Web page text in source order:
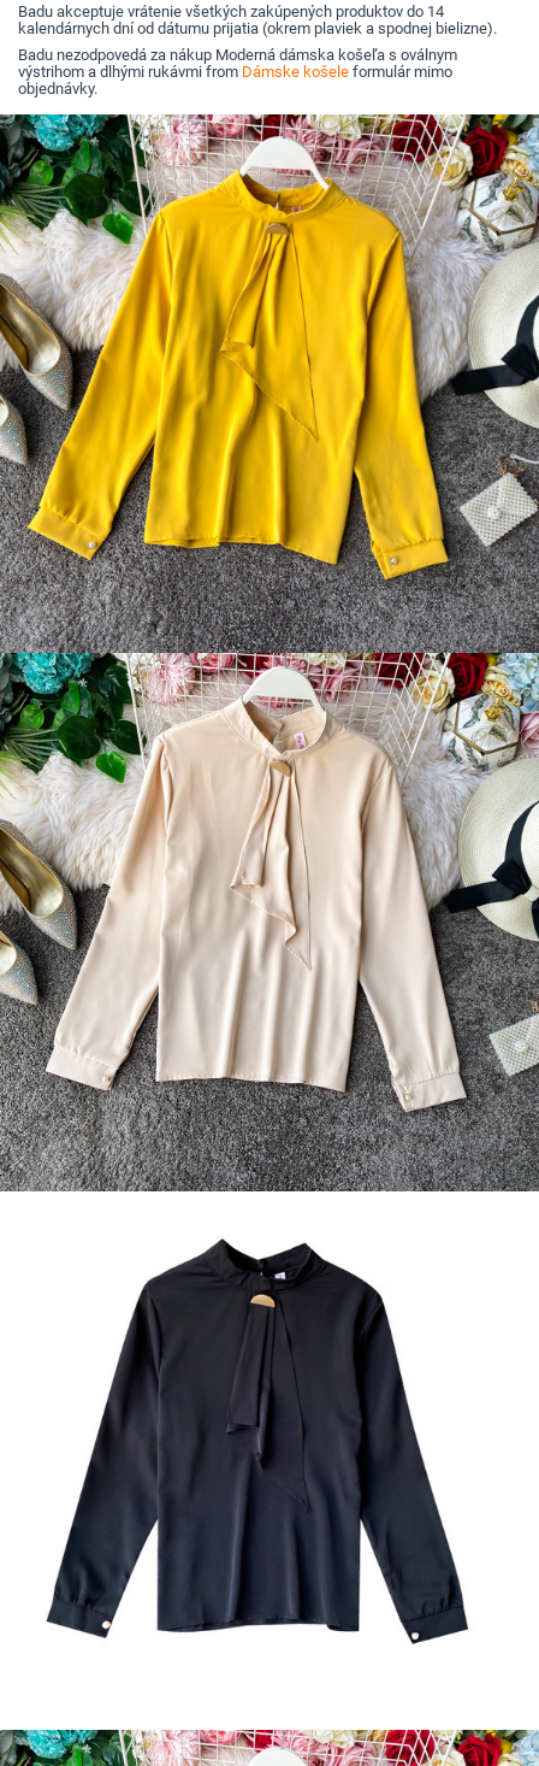
Badu akceptuje vrátenie všetkých zakúpených produktov do 14
kalendárnych dní od dátumu prijatia (okrem plaviek a spodnej bielizne).
Badu nezodpovedá za nákup Moderná dámska košeľa s oválnym
výstrihom a dlhými rukávmi from Dámske košele formulár mimo
objednávky.